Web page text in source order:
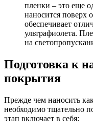
пленки – это еще
наносится поверх
обеспечивает
ультрафиолета.
на
Подготовка к
покрытия
Прежде чем наносить
необходимо тщательно
этап включает в себя: